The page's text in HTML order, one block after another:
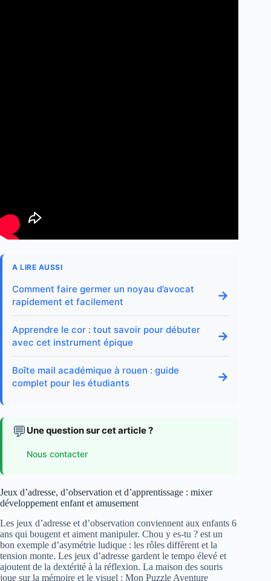
A LIRE AUSSI
Comment faire germer un noyau d’avocat
rapidement et facilement
→
Apprendre le cor : tout savoir pour débuter
avec cet instrument épique
→
Boîte mail académique à rouen : guide
complet pour les étudiants
→
💬 Une question sur cet article ?
Nous contacter
Jeux d’adresse, d’observation et d’apprentissage : mixer
développement enfant et amusement
Les jeux d’adresse et d’observation conviennent aux enfants 6
ans qui bougent et aiment manipuler. Chou y es-tu ? est un
bon exemple d’asymétrie ludique : les rôles diffèrent et la
tension monte. Les jeux d’adresse gardent le tempo élevé et
ajoutent de la dextérité à la réflexion. La maison des souris
joue sur la mémoire et le visuel ; Mon Puzzle Aventure